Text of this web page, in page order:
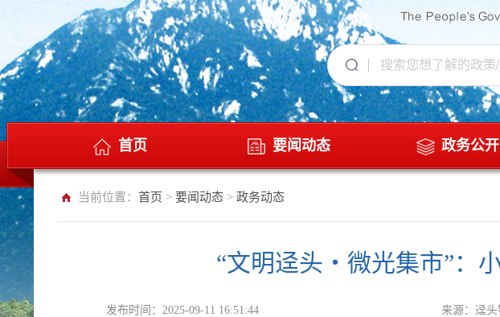
首页 要闻动态 政务公开
当前位置： 首页 > 要闻动态 > 政务动态
“文明迳头・微光集市”：
发布时间： 2025-09-11 16:51:44 来源： 迳头